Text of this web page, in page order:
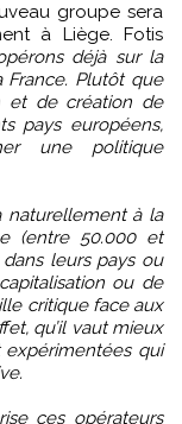
groupe sera
à Liège. Fotis
déjà sur la
Plutôt que
et de création de
pays européens,
une politique
naturellement à la
(entre 50.000 et
leurs pays ou
ou de
critique face aux
qu’il vaut mieux
qui
ces opérateurs